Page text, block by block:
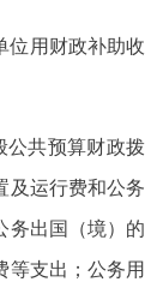
位用财政补助收
公共预算财政拨
及运行费和公务
务出国（境）的
等支出；公务用